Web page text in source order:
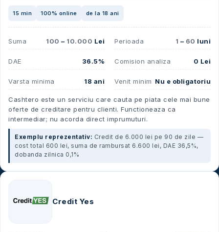
15 min 100% online de la 18 ani
Suma 100 – 10.000 Lei Perioada 1 – 60 luni
DAE 36.5% Comision analiza 0 Lei
Varsta minima 18 ani Venit minim Nu e obligatoriu
Cashtero este un serviciu care cauta pe piata cele mai bune
oferte de creditare pentru clienti. Functioneaza ca
intermediar; nu acorda direct imprumuturi.
Exemplu reprezentativ: Credit de 6.000 lei pe 90 de zile —
cost total 600 lei, suma de rambursat 6.600 lei, DAE 36,5%,
dobanda zilnica 0,1%
Credit Yes